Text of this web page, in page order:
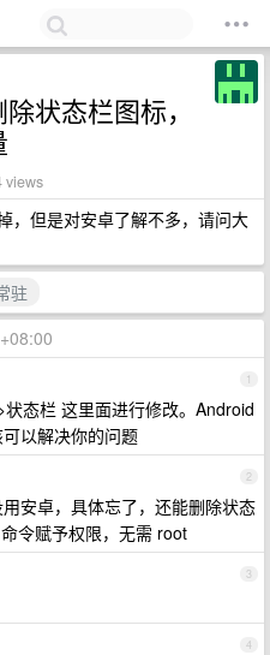
状态栏图标，
views
，但是对安卓了解不多，请问大
驻
1
态栏 这里面进行修改。Android
以解决你的问题
2
安卓，具体忘了，还能删除状态
令赋予权限，无需 root
3
4